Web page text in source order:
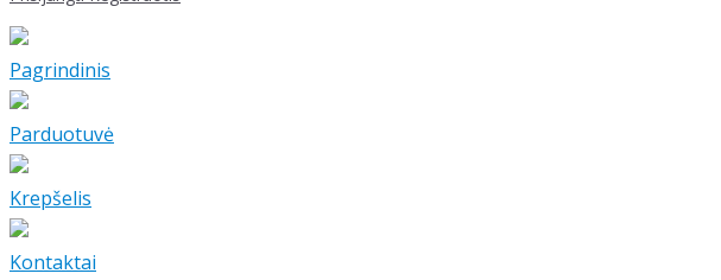
Pagrindinis
Parduotuvė
Krepšelis
Kontaktai